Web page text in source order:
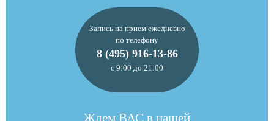
Запись на прием ежедневно
по телефону
8 (495) 916-13-86
с 9:00 до 21:00
Ждем ВАС в нашей